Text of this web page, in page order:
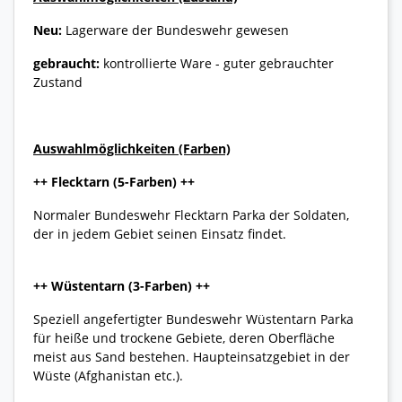
Neu: Lagerware der Bundeswehr gewesen
gebraucht: kontrollierte Ware - guter gebrauchter
Zustand
Auswahlmöglichkeiten (Farben)
++ Flecktarn (5-Farben) ++
Normaler Bundeswehr Flecktarn Parka der Soldaten,
der in jedem Gebiet seinen Einsatz findet.
++ Wüstentarn (3-Farben) ++
Speziell angefertigter Bundeswehr Wüstentarn Parka
für heiße und trockene Gebiete, deren Oberfläche
meist aus Sand bestehen. Haupteinsatzgebiet in der
Wüste (Afghanistan etc.).